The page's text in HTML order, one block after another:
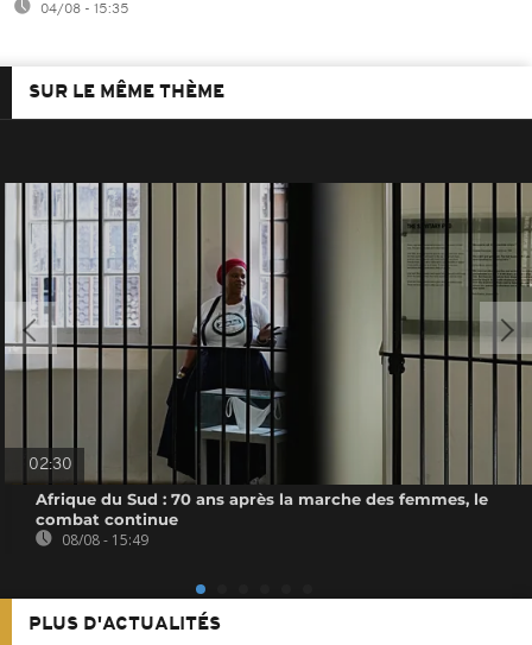
04/08 - 15:35
SUR LE MÊME THÈME
02:30
Afrique du Sud : 70 ans après la marche des femmes, le
combat continue
08/08 - 15:49
PLUS D'ACTUALITÉS